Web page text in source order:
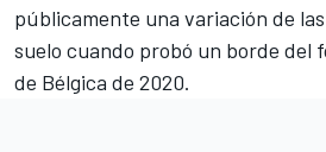
públicamente una variación de
suelo cuando probó un borde del
de Bélgica de 2020.